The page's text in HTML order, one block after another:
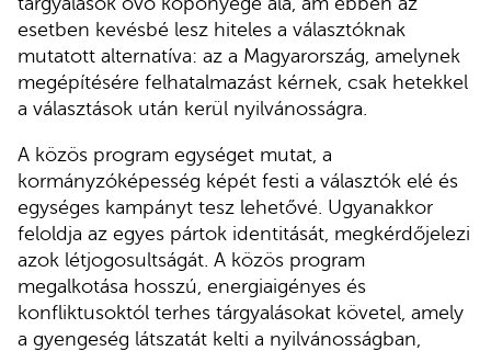
esetben kevésbé lesz hiteles a választóknak
mutatott alternatíva: az a Magyarország, amelynek
megépítésére felhatalmazást kérnek, csak hetekkel
a választások után kerül nyilvánosságra.
A közös program egységet mutat, a
kormányzóképesség képét festi a választók elé és
egységes kampányt tesz lehetővé. Ugyanakkor
feloldja az egyes pártok identitását, megkérdőjelezi
azok létjogosultságát. A közös program
megalkotása hosszú, energiaigényes és
konfliktusoktól terhes tárgyalásokat követel, amely
a gyengeség látszatát kelti a nyilvánosságban,